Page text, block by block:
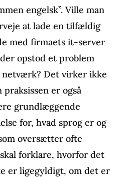
engelsk”. Ville man
at lade en tilfældig
med firmaets it-server
opstod et problem
Det virker ikke
er også
grundlæggende
for, hvad sprog er og
oversætter ofte
forklare, hvorfor det
er ligegyldigt, om det er